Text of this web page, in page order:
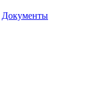
Документы